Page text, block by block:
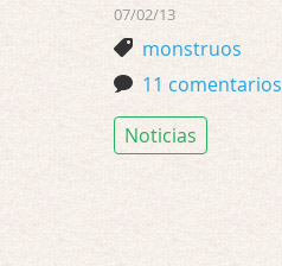
07/02/13
monstruos
11 comentarios
Noticias